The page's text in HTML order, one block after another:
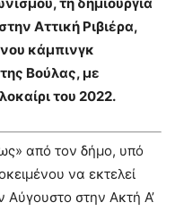
Αττική Ριβιέρα,
κάμπινγκ
Βούλας, με
του 2022.
από τον δήμο, υπό
να εκτελεί
Αύγουστο στην Ακτή Α’